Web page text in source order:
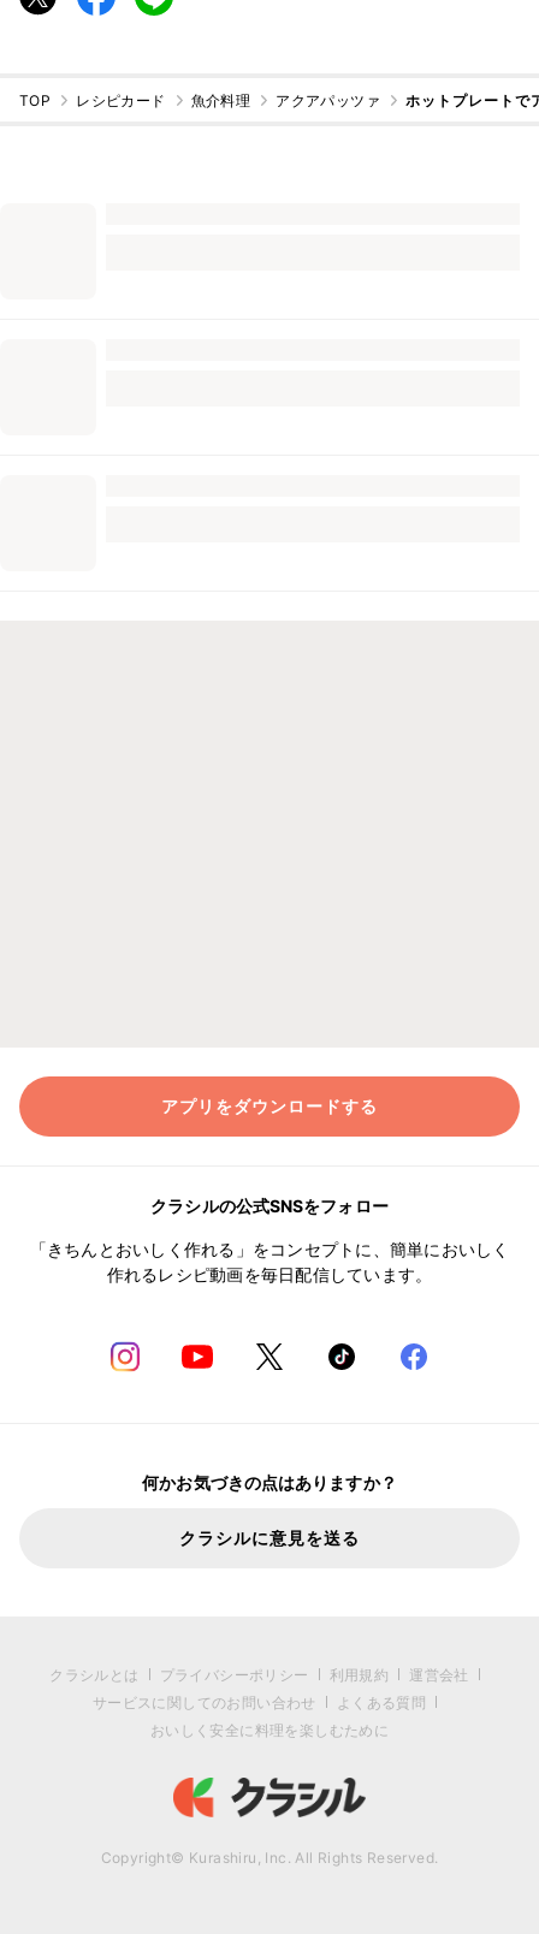
TOP レシピカード 魚介料理 アクアパッツァ ホットプレートで
アプリをダウンロードする
クラシルの公式SNSをフォロー
「きちんとおいしく作れる」をコンセプトに、簡単においしく
作れるレシピ動画を毎日配信しています。
何かお気づきの点はありますか？
クラシルに意見を送る
クラシルとは プライバシーポリシー 利用規約
運営会社
サービスに関してのお問い合わせ
よくある質問
おいしく安全に料理を楽しむために
Copyright© Kurashiru, Inc. All Rights Reserved.